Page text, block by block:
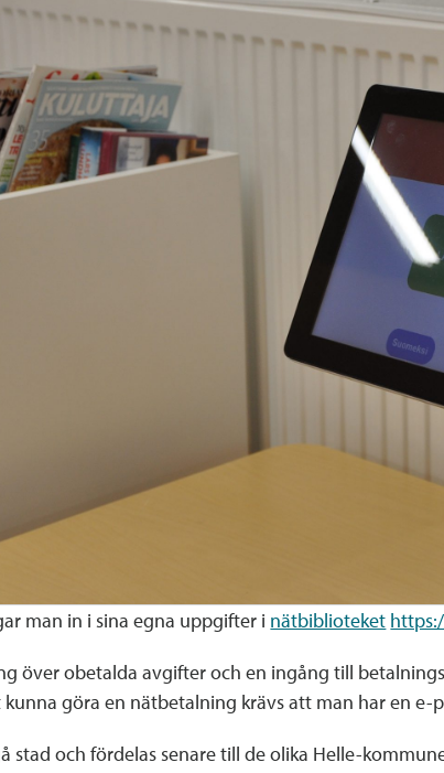
man in i sina egna uppgifter i nätbiblioteket
över obetalda avgifter och en ingång till
göra en nätbetalning krävs att man har en e-
stad och fördelas senare till de olika Helle-